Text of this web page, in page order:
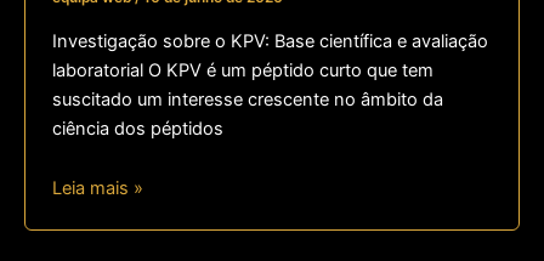
Investigação sobre o KPV: Base científica e avaliação
laboratorial O KPV é um péptido curto que tem
suscitado um interesse crescente no âmbito da
ciência dos péptidos
Leia mais »